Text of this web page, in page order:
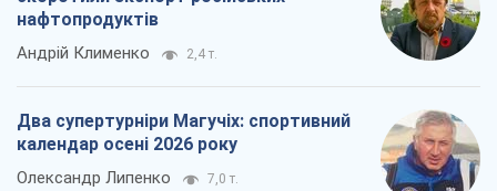
нафтопродуктів
Андрій Клименко 2,4 т.
Два супертурніри Магучіх: спортивний
календар осені 2026 року
Олександр Липенко 7,0 т.